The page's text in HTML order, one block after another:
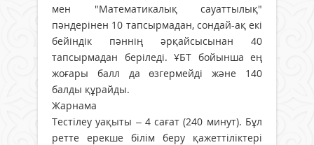
мен "Математикалық сауаттылық"
пәндерінен 10 тапсырмадан, сондай-ақ екі
бейіндік пәннің әрқайсысынан 40
тапсырмадан беріледі. ҰБТ бойынша ең
жоғары балл да өзгермейді және 140
балды құрайды.
Жарнама
Тестілеу уақыты – 4 сағат (240 минут). Бұл
ретте ерекше білім беру қажеттіліктері